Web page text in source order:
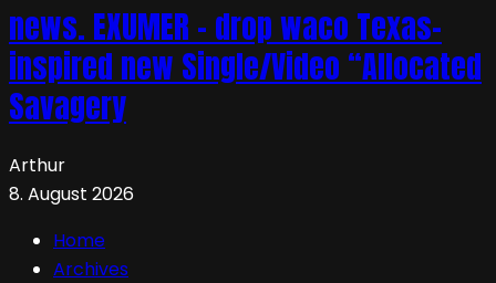
news. EXUMER – drop waco Texas-
inspired new Single/Video “Allocated
Savagery
Arthur
8. August 2026
Home
Archives